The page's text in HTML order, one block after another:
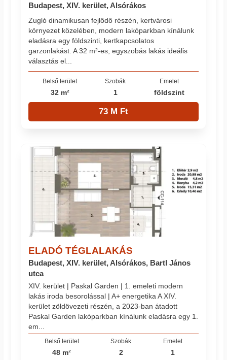
Budapest, XIV. kerület, Alsórákos
Zugló dinamikusan fejlődő részén, kertvárosi
környezet közelében, modern lakóparkban kínálunk
eladásra egy földszinti, kertkapcsolatos
garzonlakást. A 32 m²-es, egyszobás lakás ideális
választás el...
Belső terület
32 m²
Szobák
1
Emelet
földszint
73 M Ft
ELADÓ TÉGLALAKÁS
Budapest, XIV. kerület, Alsórákos, Bartl János
utca
XIV. kerület | Paskal Garden | 1. emeleti modern
lakás iroda besorolással | A+ energetika A XIV.
kerület zöldövezeti részén, a 2023-ban átadott
Paskal Garden lakóparkban kínálunk eladásra egy 1.
em...
Belső terület
48 m²
Szobák
2
Emelet
1